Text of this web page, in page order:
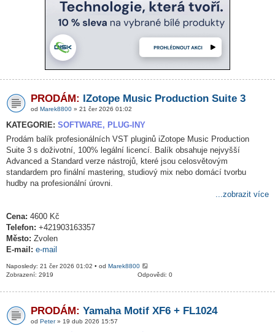
PRODÁM: IZotope Music Production Suite 3
od Marek8800 » 21 čer 2026 01:02
KATEGORIE: SOFTWARE, PLUG-INY
Prodám balík profesionálních VST pluginů iZotope Music Production
Suite 3 s doživotní, 100% legální licencí. Balík obsahuje nejvyšší
Advanced a Standard verze nástrojů, které jsou celosvětovým
standardem pro finální mastering, studiový mix nebo domácí tvorbu
hudby na profesionální úrovni.
...zobrazit více
Cena: 4600 Kč
Telefon: +421903163357
Město: Zvolen
E-mail: e-mail
Naposledy: 21 čer 2026 01:02 • od Marek8800
Odpovědi: 0
Zobrazení: 2919
PRODÁM: Yamaha Motif XF6 + FL1024
od Peter» 19 dub 2026 15:57